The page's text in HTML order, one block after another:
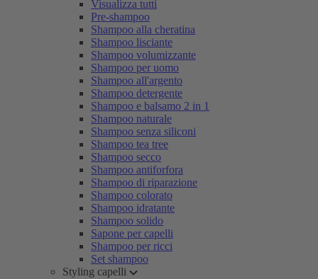
Visualizza tutti
Pre-shampoo
Shampoo alla cheratina
Shampoo lisciante
Shampoo volumizzante
Shampoo per uomo
Shampoo all'argento
Shampoo detergente
Shampoo e balsamo 2 in 1
Shampoo naturale
Shampoo senza siliconi
Shampoo tea tree
Shampoo secco
Shampoo antiforfora
Shampoo di riparazione
Shampoo colorato
Shampoo idratante
Shampoo solido
Sapone per capelli
Shampoo per ricci
Set shampoo
Styling capelli